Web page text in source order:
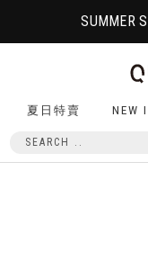
SUMMER
夏日特賣 NEW